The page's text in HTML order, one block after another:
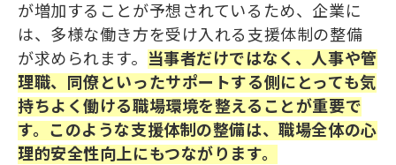
が増加することが予想されているため、企業に
は、多様な働き方を受け入れる支援体制の整備
が求められます。
当事者だけではなく、人事や管
理職、同僚といったサポートする側にとっても気
持ちよく働ける職場環境を整えることが重要で
す。このような支援体制の整備は、職場全体の心
理的安全性向上にもつながります。